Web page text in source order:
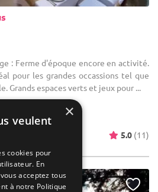
: Ferme d'époque encore en activité.
pour les grandes occassions tel que
Grands espaces verts et jeux pour ...
5.0 (11)
×
veulent
cookies pour
En
acceptez tous
à notre Politique